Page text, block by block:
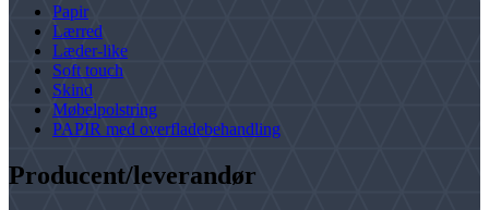
Papir
Lærred
Læder-like
Soft touch
Skind
Møbelpolstring
PAPIR med overfladebehandling
Producent/leverandør